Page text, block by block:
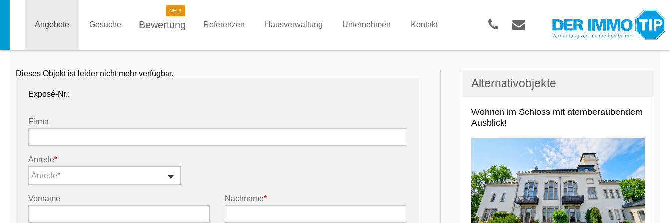
Angebote Gesuche Bewertung Referenzen Hausverwaltung Unternehmen Kontakt
Dieses Objekt ist leider nicht mehr verfügbar.
Exposé-Nr.:
Firma
Anrede*
Anrede*
Vorname Nachname*
Alternativobjekte
Wohnen im Schloss mit atemberaubendem
Ausblick!